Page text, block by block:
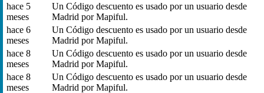
hace 5
meses
Un Código descuento es usado por un usuario desde
Madrid por Mapiful.
hace 6
meses
Un Código descuento es usado por un usuario desde
Madrid por Mapiful.
hace 8
meses
Un Código descuento es usado por un usuario desde
Madrid por Mapiful.
hace 8
meses
Un Código descuento es usado por un usuario desde
Madrid por Mapiful.